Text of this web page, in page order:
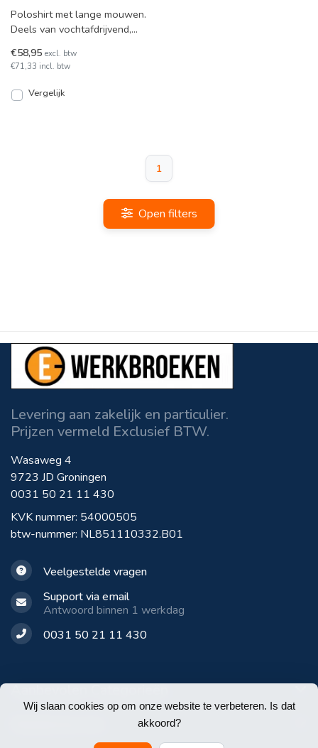
Wij slaan cookies op om onze website te verbeteren. Is dat
akkoord?
Poloshirt met lange mouwen.
Deels van vochtafdrijvend,
Fijn om los te d
€58,95 excl. btw
€71,33 incl. btw
Vergelijk
1
Open filters
Levering aan zakelijk en particulier.
Prijzen vermeld Exclusief BTW.
Wasaweg 4
9723 JD Groningen
0031 50 21 11 430
KVK nummer: 54000505
btw-nummer: NL851110332.B01
Veelgestelde vragen
Support via email
Antwoord binnen 1 werkdag
0031 50 21 11 430